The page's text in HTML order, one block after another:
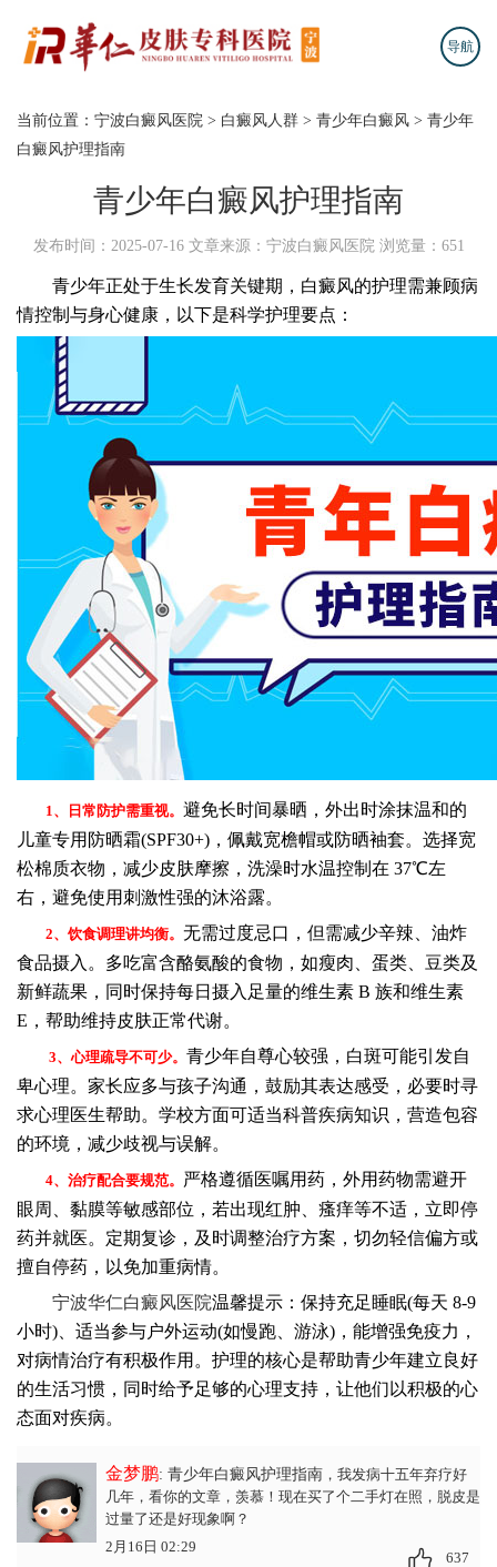
导航
当前位置： 宁波白癜风医院 > 白癜风人群 > 青少年白癜风 > 青少年
白癜风护理指南​
青少年白癜风护理指南​
发布时间：2025-07-16 文章来源：宁波白癜风医院 浏览量：651
青少年正处于生长发育关键期，白癜风的护理需兼顾病
情控制与身心健康，以下是科学护理要点：​
1、日常防护需重视。 避免长时间暴晒，外出时涂抹温和的
儿童专用防晒霜(SPF30+)，佩戴宽檐帽或防晒袖套。选择宽
松棉质衣物，减少皮肤摩擦，洗澡时水温控制在 37℃左
右，避免使用刺激性强的沐浴露。​
2、饮食调理讲均衡。 无需过度忌口，但需减少辛辣、油炸
食品摄入。多吃富含酪氨酸的食物，如瘦肉、蛋类、豆类及
新鲜蔬果，同时保持每日摄入足量的维生素 B 族和维生素
E，帮助维持皮肤正常代谢。​
3、心理疏导不可少。 青少年自尊心较强，白斑可能引发自
卑心理。家长应多与孩子沟通，鼓励其表达感受，必要时寻
求心理医生帮助。学校方面可适当科普疾病知识，营造包容
的环境，减少歧视与误解。​
4、治疗配合要规范。 严格遵循医嘱用药，外用药物需避开
眼周、黏膜等敏感部位，若出现红肿、瘙痒等不适，立即停
药并就医。定期复诊，及时调整治疗方案，切勿轻信偏方或
擅自停药，以免加重病情。​
宁波华仁白癜风医院温馨提示：保持充足睡眠(每天 8-9
小时)、适当参与户外运动(如慢跑、游泳)，能增强免疫力，
对病情治疗有积极作用。护理的核心是帮助青少年建立良好
的生活习惯，同时给予足够的心理支持，让他们以积极的心
态面对疾病。
金梦鹏: 青少年白癜风护理指南​，我发病十五年弃疗好
几年，看你的文章，羡慕！现在买了个二手灯在照，脱皮是
过量了还是好现象啊？
2月16日 02:29
637